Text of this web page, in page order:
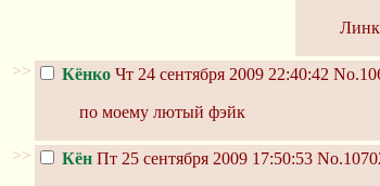
>> Кёнко Чт 24 сентября 2009 22:40:42
по моему лютый фэйк
>> Кён Пт 25 сентября 2009 17:50:53